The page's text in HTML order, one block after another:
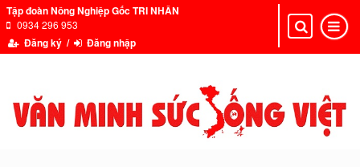
Tập đoàn Nông Nghiệp Gốc TRI NHÂN
0934 296 953
Đăng ký / Đăng nhập
Toggle
Toggle
navigation